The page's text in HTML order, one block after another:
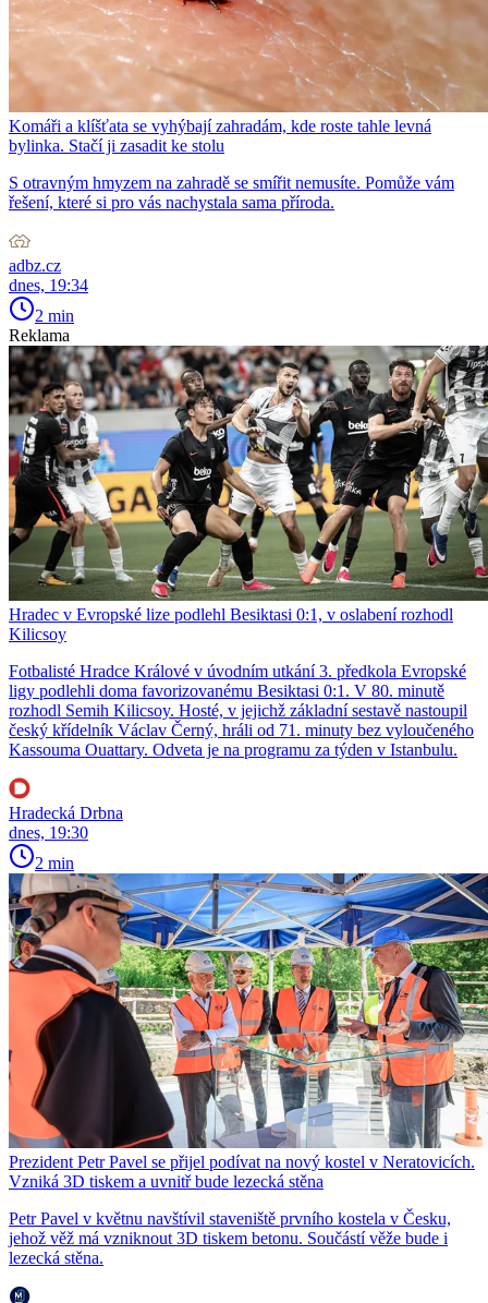
Komáři a klíšťata se vyhýbají zahradám, kde roste tahle levná
bylinka. Stačí ji zasadit ke stolu
S otravným hmyzem na zahradě se smířit nemusíte. Pomůže vám
řešení, které si pro vás nachystala sama příroda.
adbz.cz
dnes, 19:34
2 min
Reklama
Hradec v Evropské lize podlehl Besiktasi 0:1, v oslabení rozhodl
Kilicsoy
Fotbalisté Hradce Králové v úvodním utkání 3. předkola Evropské
ligy podlehli doma favorizovanému Besiktasi 0:1. V 80. minutě
rozhodl Semih Kilicsoy. Hosté, v jejichž základní sestavě nastoupil
český křídelník Václav Černý, hráli od 71. minuty bez vyloučeného
Kassouma Ouattary. Odveta je na programu za týden v Istanbulu.
Hradecká Drbna
dnes, 19:30
2 min
Prezident Petr Pavel se přijel podívat na nový kostel v Neratovicích.
Vzniká 3D tiskem a uvnitř bude lezecká stěna
Petr Pavel v květnu navštívil staveniště prvního kostela v Česku,
jehož věž má vzniknout 3D tiskem betonu. Součástí věže bude i
lezecká stěna.